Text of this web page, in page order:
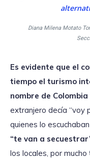
Diana Milena Motato
Es evidente que el
tiempo el turismo
nombre de
extranjero decía “voy
quienes lo
“te van a
los locales, por